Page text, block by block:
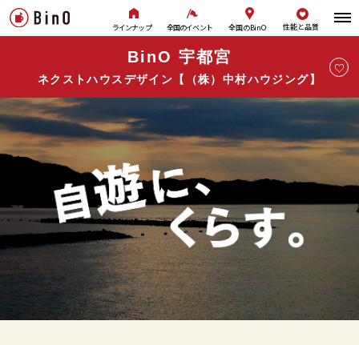
ラインナップ 全国のイベント 全国のBinO 性能と品質
BinO 宇都宮
ネクストハウスデザイン【（株）中村ハウジング】